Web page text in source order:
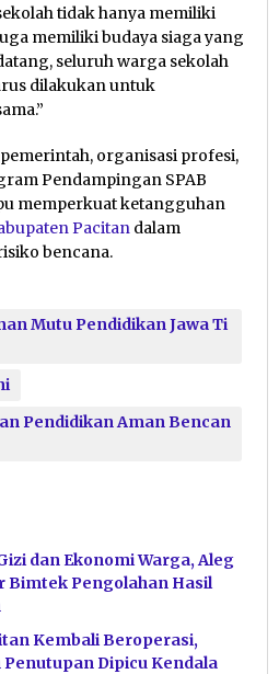
tidak hanya memiliki
memiliki budaya siaga yang
seluruh warga sekolah
dilakukan untuk
organisasi profesi,
Pendampingan SPAB
memperkuat ketangguhan
Pacitan dalam
bencana.
Mutu Pendidikan Jawa Ti
Pendidikan Aman Bencan
dan Ekonomi Warga, Aleg
Bimtek Pengolahan Hasil
Kembali Beroperasi,
Dipicu Kendala